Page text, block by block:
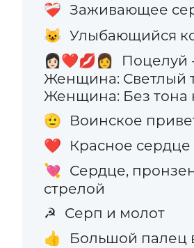
❤️‍🩹 Заживающее
😺 Улыбающийся
👩🏻‍❤️‍💋‍👩
Поцелуй
Женщина: Светлый
Женщина: Без тона
🫡 Воинское
❤️ Красное сердце
💘 Сердце,
стрелой
☭ Серп и молот
👍 Большой палец